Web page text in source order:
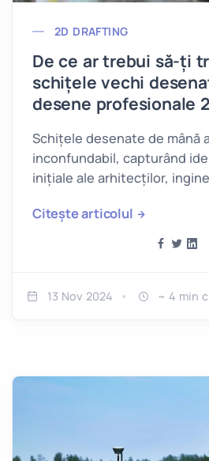
2D DRAFTING
De ce ar trebui să-ți
schițele vechi
desene profesionale
Schițele desenate de mână
inconfundabil, capturând
inițiale ale arhitecților,
Citește articolul
13 Nov 2024 ~ 4 min